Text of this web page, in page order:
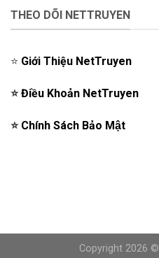
THEO DÕI NETTRUYEN
⭐️ Giới Thiệu NetTruyen
⭐️Điều Khoản NetTruyen
⭐️ Chính Sách Bảo Mật
Copyright 2026 ©